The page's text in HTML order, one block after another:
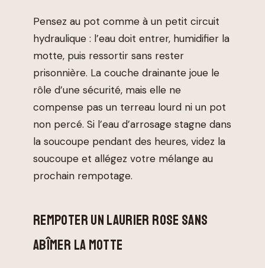
Pensez au pot comme à un petit circuit
hydraulique : l’eau doit entrer, humidifier la
motte, puis ressortir sans rester
prisonnière. La couche drainante joue le
rôle d’une sécurité, mais elle ne
compense pas un terreau lourd ni un pot
non percé. Si l’eau d’arrosage stagne dans
la soucoupe pendant des heures, videz la
soucoupe et allégez votre mélange au
prochain rempotage.
REMPOTER UN LAURIER ROSE SANS
ABÎMER LA MOTTE